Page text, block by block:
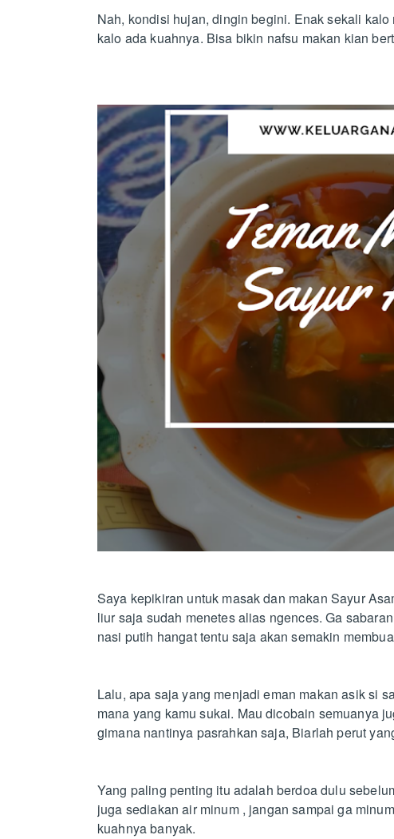
Nah, kondisi hujan, dingin begini. Enak sekali
kalo ada kuahnya. Bisa bikin nafsu makan kian
Saya kepikiran untuk masak dan makan Sayur
liur saja sudah menetes alias ngences. Ga
nasi putih hangat tentu saja akan semakin
Lalu, apa saja yang menjadi eman makan asik si
mana yang kamu sukai. Mau dicobain semuanya
gimana nantinya pasrahkan saja, Biarlah perut
Yang paling penting itu adalah berdoa dulu
juga sediakan air minum , jangan sampai ga
kuahnya banyak.